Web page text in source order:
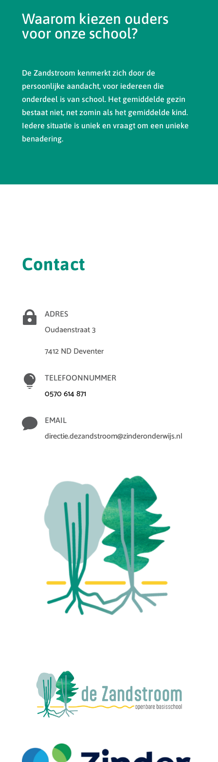
Waarom kiezen ouders
voor onze school?
De Zandstroom kenmerkt zich door de
persoonlijke aandacht, voor iedereen die
onderdeel is van school. Het gemiddelde gezin
bestaat niet, net zomin als het gemiddelde kind.
Iedere situatie is uniek en vraagt om een unieke
benadering.
Contact
 ADRES
Oudaenstraat 3
7412 ND Deventer
 TELEFOONNUMMER
0570 614 871
 EMAIL
directie.dezandstroom@zinderonderwijs.nl